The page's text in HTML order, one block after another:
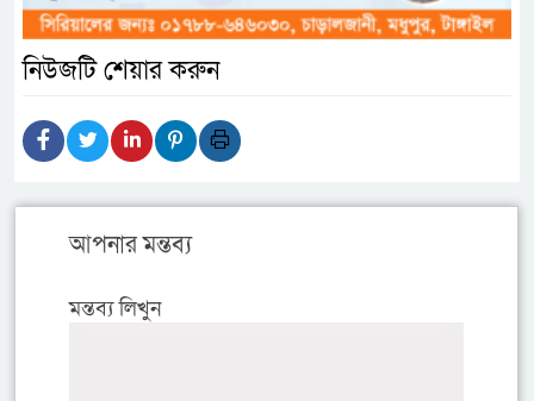
নিউজটি শেয়ার করুন
আপনার মন্তব্য
মন্তব্য লিখুন